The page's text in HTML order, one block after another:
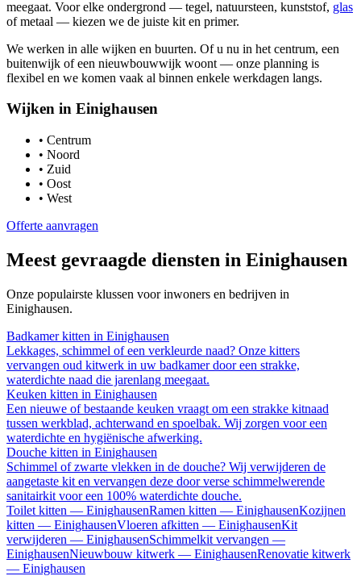
meegaat. Voor elke ondergrond — tegel, natuursteen, kunststof, glas
of metaal — kiezen we de juiste kit en primer.
We werken in alle wijken en buurten. Of u nu in het centrum, een
buitenwijk of een nieuwbouwwijk woont — onze planning is
flexibel en we komen vaak al binnen enkele werkdagen langs.
Wijken in Einighausen
• Centrum
• Noord
• Zuid
• Oost
• West
Offerte aanvragen
Meest gevraagde diensten in Einighausen
Onze populairste klussen voor inwoners en bedrijven in
Einighausen.
Badkamer kitten in Einighausen
Lekkages, schimmel of een verkleurde naad? Onze kitters
vervangen oud kitwerk in uw badkamer door een strakke,
waterdichte naad die jarenlang meegaat.
Keuken kitten in Einighausen
Een nieuwe of bestaande keuken vraagt om een strakke kitnaad
tussen werkblad, achterwand en spoelbak. Wij zorgen voor een
waterdichte en hygiënische afwerking.
Douche kitten in Einighausen
Schimmel of zwarte vlekken in de douche? Wij verwijderen de
aangetaste kit en vervangen deze door verse schimmelwerende
sanitairkit voor een 100% waterdichte douche.
Toilet kitten — EinighausenRamen kitten — EinighausenKozijnen
kitten — EinighausenVloeren afkitten — EinighausenKit
verwijderen — EinighausenSchimmelkit vervangen —
EinighausenNieuwbouw kitwerk — EinighausenRenovatie kitwerk
— Einighausen